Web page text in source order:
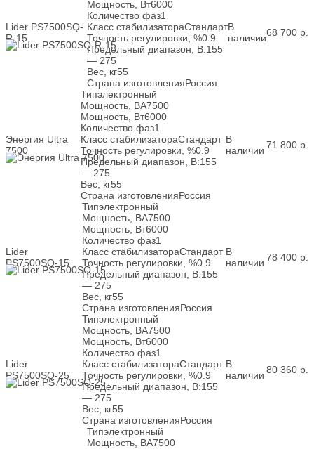
Lider PS7500SQ-
R-15
Мощность, Вт6000
Количество фаз1
Класс стабилизатораСтандарт
Точность регулировки, %0.9
Предельный диапазон, В:155
— 275
Вес, кг55
Страна изготовленияРоссия
В
наличии68 700 р.
Энергия Ultra
7500
Типэлектронный
Мощность, ВА7500
Мощность, Вт6000
Количество фаз1
Класс стабилизатораСтандарт
Точность регулировки, %0.9
Предельный диапазон, В:155
— 275
Вес, кг55
Страна изготовленияРоссия
В
наличии 71 800 р.
Lider
PS7500SQ-15
Типэлектронный
Мощность, ВА7500
Мощность, Вт6000
Количество фаз1
Класс стабилизатораСтандарт
Точность регулировки, %0.9
Предельный диапазон, В:155
— 275
Вес, кг55
Страна изготовленияРоссия
В
наличии 78 400 р.
Lider
PS7500SQ-25
Типэлектронный
Мощность, ВА7500
Мощность, Вт6000
Количество фаз1
Класс стабилизатораСтандарт
Точность регулировки, %0.9
Предельный диапазон, В:155
— 275
Вес, кг55
Страна изготовленияРоссия
В
наличии 80 360 р.
Типэлектронный
Мощность, ВА7500